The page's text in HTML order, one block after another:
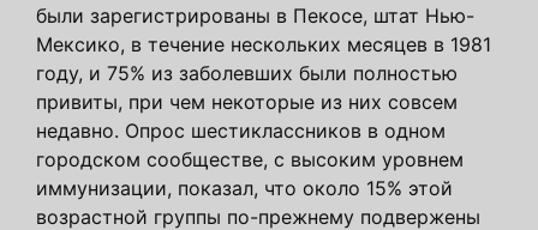
были зарегистрированы в Пекосе, штат Нью-
Мексико, в течение нескольких месяцев в 1981
году, и 75% из заболевших были полностью
привиты, при чем некоторые из них совсем
недавно. Опрос шестиклассников в одном
городском сообществе, с высоким уровнем
иммунизации, показал, что около 15% этой
возрастной группы по-прежнему подвержены